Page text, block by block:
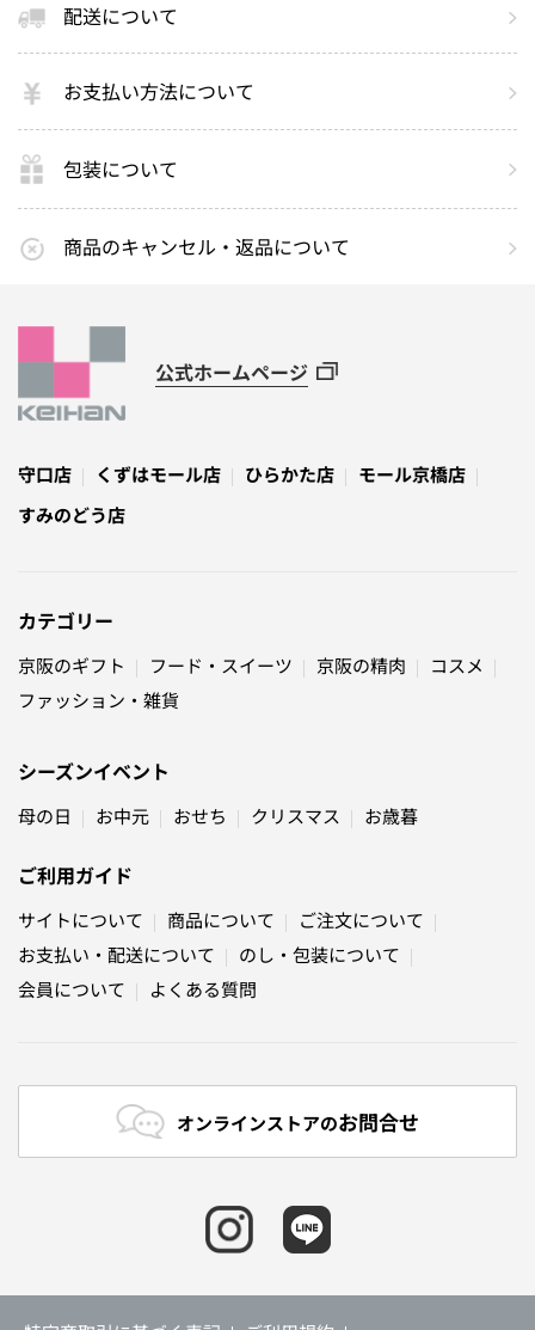
配送について
お支払い方法について
包装について
商品のキャンセル・返品について
公式ホームページ
守口店 くずはモール店 ひらかた店
モール京橋店
すみのどう店
カテゴリー
京阪のギフト フード・スイーツ 京阪の精肉
コスメ
ファッション・雑貨
シーズンイベント
母の日 お中元 おせち クリスマス お歳暮
ご利用ガイド
サイトについて 商品について
ご注文について
お支払い・配送について
のし・包装について
会員について
よくある質問
オンラインストアのお問合せ